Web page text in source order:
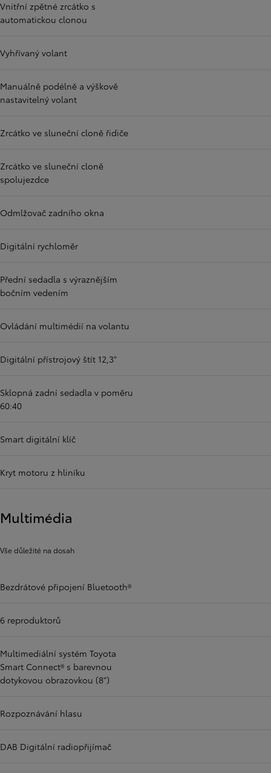
Vnitřní zpětné zrcátko s
automatickou clonou
Vyhřívaný volant
Manuálně podélně a výškově
nastavitelný volant
Zrcátko ve sluneční cloně řidiče
Zrcátko ve sluneční cloně
spolujezdce
Odmlžovač zadního okna
Digitální rychloměr
Přední sedadla s výraznějším
bočním vedením
Ovládání multimédií na volantu
Digitální přístrojový štít 12,3"
Sklopná zadní sedadla v poměru
60:40
Smart digitální klíč
Kryt motoru z hliníku
Multimédia
Vše důležité na dosah
Bezdrátové připojení Bluetooth®
6 reproduktorů
Multimediální systém Toyota
Smart Connect® s barevnou
dotykovou obrazovkou (8")
Rozpoznávání hlasu
DAB Digitální radiopřijímač